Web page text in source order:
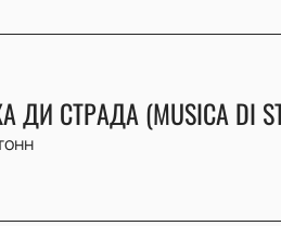
ДИ СТРАДА (MUSICA DI